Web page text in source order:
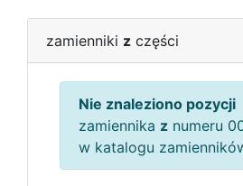
zamienniki z części
Nie znaleziono pozycji
zamiennika z numeru
w katalogu